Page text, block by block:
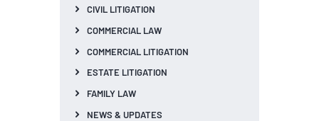
CIVIL LITIGATION
COMMERCIAL LAW
COMMERCIAL LITIGATION
ESTATE LITIGATION
FAMILY LAW
NEWS & UPDATES